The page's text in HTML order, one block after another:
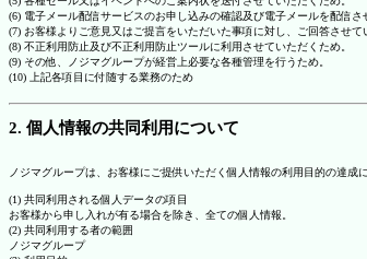
(6) 電子メール配信サービスのお申し込みの確認及び電子メールを配信さ
(7) お客様よりご意見又はご提言をいただいた事項に対し、ご回答させて
(8) 不正利用防止及び不正利用防止ツールに利用させていただくため。
(9) その他、ノジマグループが経営上必要な各種管理を行うため。
(10) 上記各項目に付随する業務のため
2. 個人情報の共同利用について
ノジマグループは、お客様にご提供いただく個人情報の利用目的の達成
(1) 共同利用される個人データの項目
お客様から申し入れが有る場合を除き、全ての個人情報。
(2) 共同利用する者の範囲
ノジマグループ